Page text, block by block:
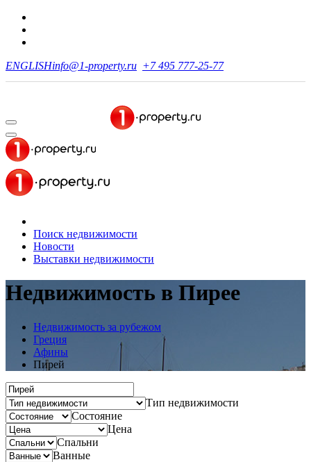
ENGLISHinfo@1-property.ru +7 495 777-25-77
Поиск недвижимости
Новости
Выставки недвижимости
Недвижимость в Пирее
Недвижимость за рубежом
Греция
Афины
Пирей
Тип недвижимости
Состояние
Цена
Спальни
Ванные